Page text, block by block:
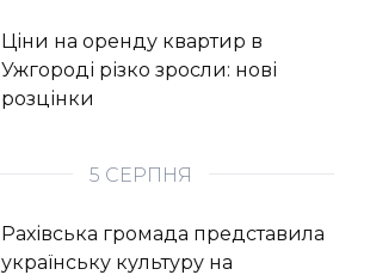
Ціни на оренду квартир в
Ужгороді різко зросли: нові
розцінки
5 СЕРПНЯ
Рахівська громада представила
українську культуру на